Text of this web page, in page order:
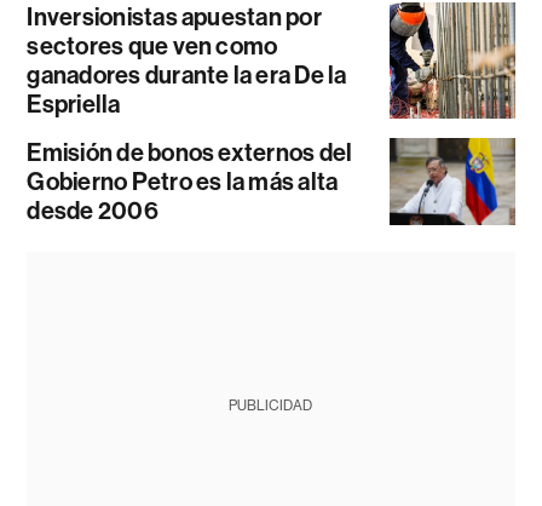
Inversionistas apuestan por
sectores que ven como
ganadores durante la era De la
Espriella
Emisión de bonos externos del
Gobierno Petro es la más alta
desde 2006
PUBLICIDAD